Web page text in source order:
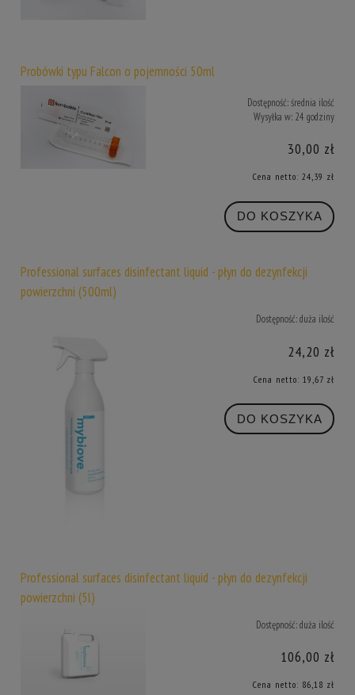
Probówki typu Falcon o pojemności 50ml
Dostępność:średnia ilość
Wysyłka w: 24 godziny
30,00 zł
Cena netto: 24,39 zł
DO KOSZYKA
Professional surfaces disinfectant liquid - płyn do dezynfekcji
powierzchni (500ml)
Dostępność:duża ilość
24,20 zł
Cena netto: 19,67 zł
DO KOSZYKA
Professional surfaces disinfectant liquid - płyn do dezynfekcji
powierzchni (5l)
Dostępność:duża ilość
106,00 zł
Cena netto: 86,18 zł